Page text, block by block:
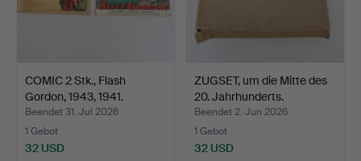
COMIC 2 Stk., Flash
Gordon, 1943, 1941.
Beendet 31. Jul 2026
1 Gebot
32 USD
ZUGSET, um die Mitte des
20. Jahrhunderts.
Beendet 2. Jun 2026
1 Gebot
32 USD